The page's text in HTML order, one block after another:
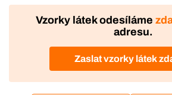
Vzorky látek odesíláme
adresu.
Zaslat vzorky látek